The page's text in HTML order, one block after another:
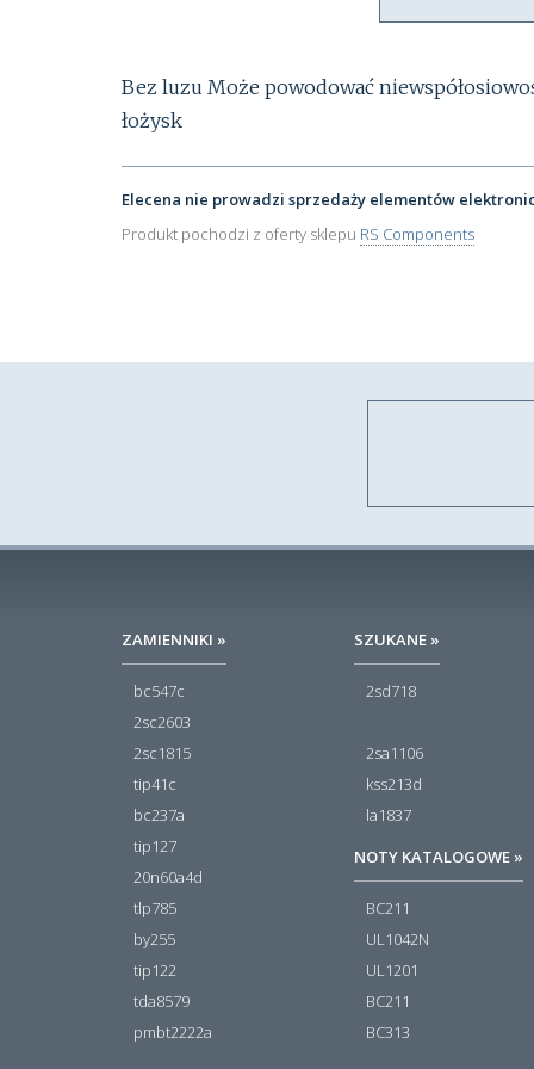
Bez luzu Może powodować
łożysk
Elecena nie prowadzi sprzedaży elementów
Produkt pochodzi z oferty sklepu RS Components
ZAMIENNIKI »
bc547c
2sc2603
2sc1815
tip41c
bc237a
tip127
20n60a4d
tlp785
by255
tip122
tda8579
pmbt2222a
SZUKANE »
2sd718
2sa1106
kss213d
la1837
NOTY KATALOGOWE »
BC211
UL1042N
UL1201
BC211
BC313